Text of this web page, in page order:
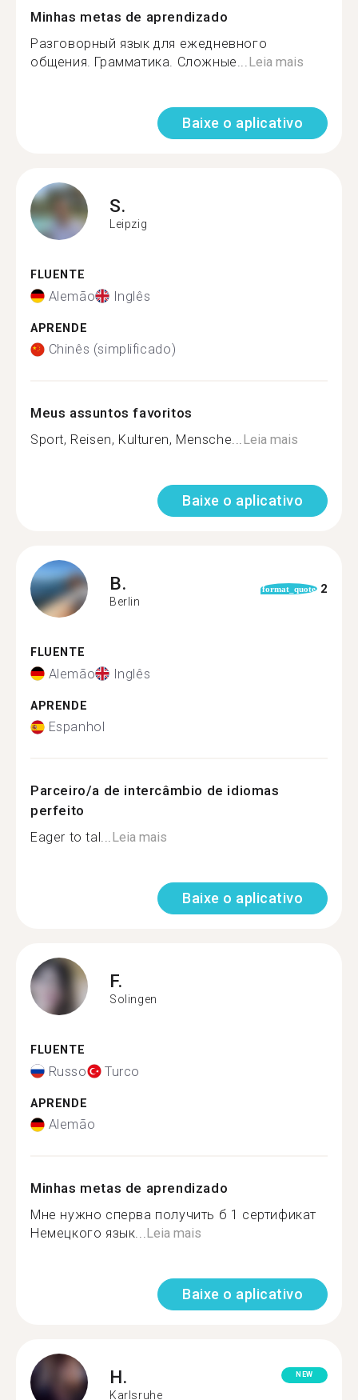
Minhas metas de aprendizado
Разговорный язык для ежедневного
общения. Грамматика. Сложные...Leia mais
Baixe o aplicativo
S.
Leipzig
FLUENTE
Alemão Inglês
APRENDE
Chinês (simplificado)
Meus assuntos favoritos
Sport, Reisen, Kulturen, Mensche...Leia mais
Baixe o aplicativo
B.
Berlin
format_quote 2
FLUENTE
Alemão Inglês
APRENDE
Espanhol
Parceiro/a de intercâmbio de idiomas
perfeito
Eager to tal...Leia mais
Baixe o aplicativo
F.
Solingen
FLUENTE
Russo Turco
APRENDE
Alemão
Minhas metas de aprendizado
Мне нужно сперва получить б 1 сертификат
Немецкого язык...Leia mais
Baixe o aplicativo
H.
Karlsruhe
NEW